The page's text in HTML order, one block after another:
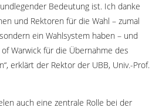
Bedeutung ist. Ich danke
und Rektoren für die Wahl – zumal
ein Wahlsystem haben – und
Warwick für die Übernahme des
erklärt der Rektor der UBB, Univ.-Prof.
auch eine zentrale Rolle bei der